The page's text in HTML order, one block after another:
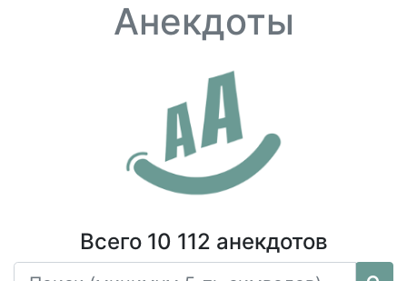
Анекдоты
Всего 10 112 анекдотов